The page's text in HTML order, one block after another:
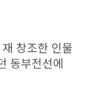
창조한 인물
동부전선에